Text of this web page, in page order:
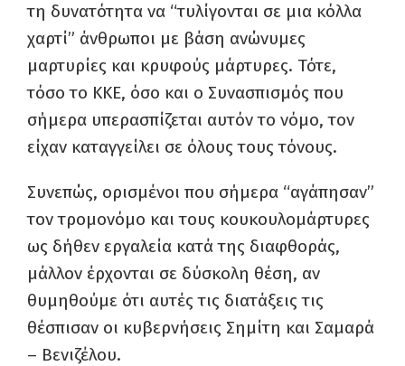
τη δυνατότητα να “τυλίγονται σε μια κόλλα
χαρτί” άνθρωποι με βάση ανώνυμες
μαρτυρίες και κρυφούς μάρτυρες. Τότε,
τόσο το ΚΚΕ, όσο και ο Συνασπισμός που
σήμερα υπερασπίζεται αυτόν το νόμο, τον
είχαν καταγγείλει σε όλους τους τόνους.
Συνεπώς, ορισμένοι που σήμερα “αγάπησαν”
τον τρομονόμο και τους κουκουλομάρτυρες
ως δήθεν εργαλεία κατά της διαφθοράς,
μάλλον έρχονται σε δύσκολη θέση, αν
θυμηθούμε ότι αυτές τις διατάξεις τις
θέσπισαν οι κυβερνήσεις Σημίτη και Σαμαρά
– Βενιζέλου.